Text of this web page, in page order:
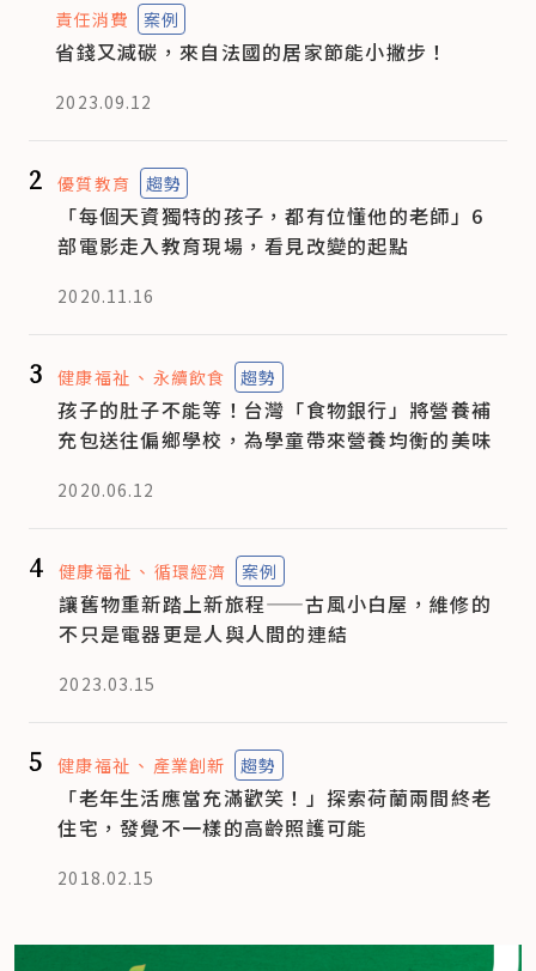
責任消費 案例
省錢又減碳，來自法國的居家節能小撇步！
2023.09.12
2 優質教育 趨勢
「每個天資獨特的孩子，都有位懂他的老師」6
部電影走入教育現場，看見改變的起點
2020.11.16
3 健康福祉 永續飲食 趨勢
孩子的肚子不能等！台灣「食物銀行」將營養補
充包送往偏鄉學校，為學童帶來營養均衡的美味
2020.06.12
4 健康福祉 循環經濟 案例
讓舊物重新踏上新旅程——古風小白屋，維修的
不只是電器更是人與人間的連結
2023.03.15
5 健康福祉 產業創新 趨勢
「老年生活應當充滿歡笑！」探索荷蘭兩間終老
住宅，發覺不一樣的高齡照護可能
2018.02.15